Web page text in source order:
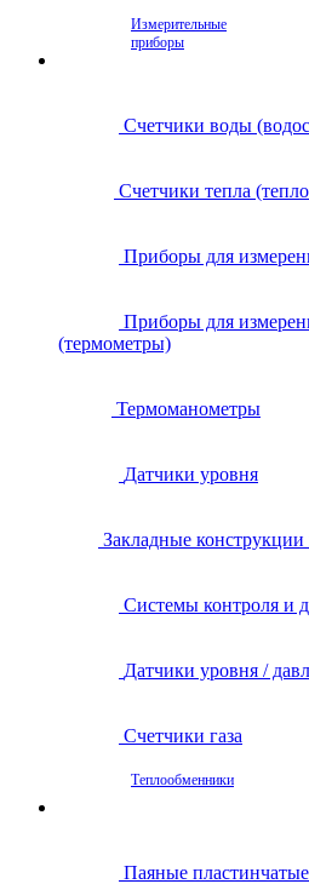
Измерительные
приборы
Счетчики воды
Счетчики тепла
Приборы для
Приборы для
(термометры)
Термоманометры
Датчики уровня
Закладные
Системы контроля и
Датчики уровня /
Счетчики газа
Теплообменники
Паяные